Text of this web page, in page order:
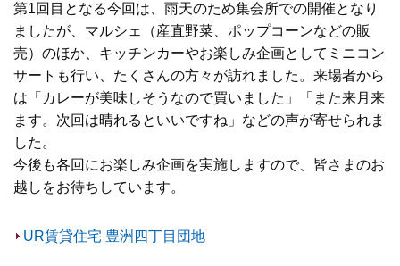
第1回目となる今回は、雨天のため集会所での開催となり
ましたが、マルシェ（産直野菜、ポップコーンなどの販
売）のほか、キッチンカーやお楽しみ企画としてミニコン
サートも行い、たくさんの方々が訪れました。来場者から
は「カレーが美味しそうなので買いました」「また来月来
ます。次回は晴れるといいですね」などの声が寄せられま
した。
今後も各回にお楽しみ企画を実施しますので、皆さまのお
越しをお待ちしています。
UR賃貸住宅 豊洲四丁目団地